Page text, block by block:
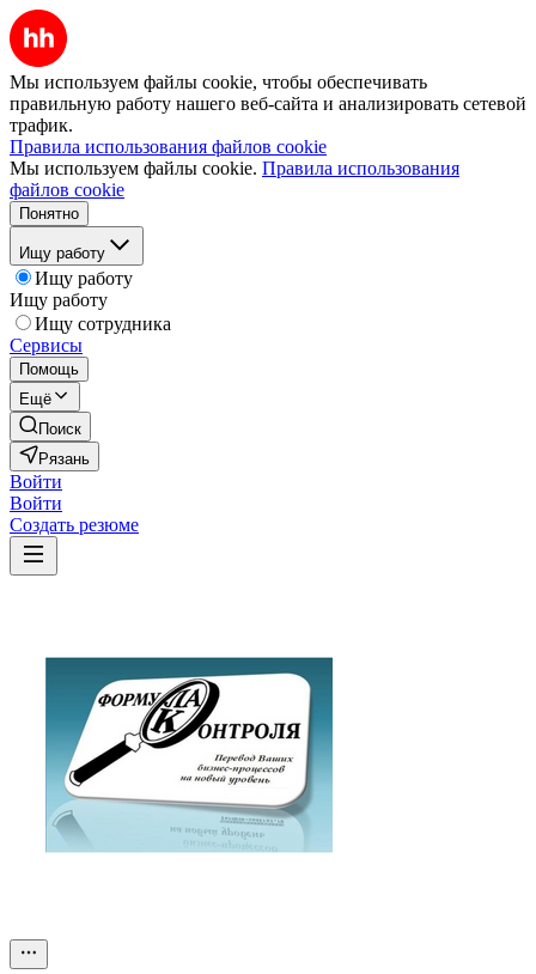
Мы используем файлы cookie, чтобы обеспечивать
правильную работу нашего веб-сайта и анализировать сетевой
трафик.
Правила использования файлов cookie
Мы используем файлы cookie. Правила использования
файлов cookie
Понятно
Ищу работу
Ищу работу
Ищу работу
Ищу сотрудника
Сервисы
Помощь
Ещё
Поиск
Рязань
Войти
Войти
Создать резюме